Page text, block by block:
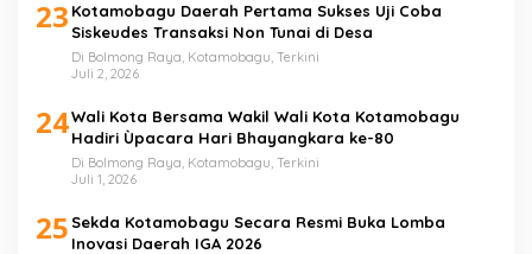
23 Kotamobagu Daerah Pertama Sukses Uji Coba
Siskeudes Transaksi Non Tunai di Desa
Di Bolmong Raya, Kotamobagu, Terkini
Juli 2, 2026
24Wali Kota Bersama Wakil Wali Kota Kotamobagu
Hadiri Ùpacara Hari Bhayangkara ke-80
Di Bolmong Raya, Kotamobagu, Terkini
Juli 1, 2026
25 Sekda Kotamobagu Secara Resmi Buka Lomba
Inovasi Daerah IGA 2026